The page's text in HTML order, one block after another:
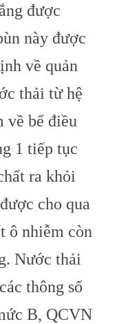
được
này được
về quản
thải từ hệ
về bể điều
1 tiếp tục
ra khỏi
cho qua
ô nhiễm còn
Nước thải
thông số
B, QCVN